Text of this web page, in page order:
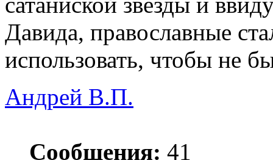
Давида, православные
использовать, чтобы не
Андрей В.П.
Сообщения: 41